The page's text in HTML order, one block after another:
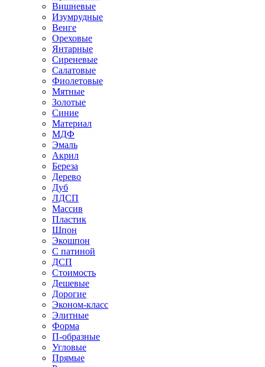
Вишневые
Изумрудные
Венге
Ореховые
Янтарные
Сиреневые
Салатовые
Фиолетовые
Мятные
Золотые
Синие
Материал
МДФ
Эмаль
Акрил
Береза
Дерево
Дуб
ЛДСП
Массив
Пластик
Шпон
Экошпон
С патиной
ДСП
Стоимость
Дешевые
Дорогие
Эконом-класс
Элитные
Форма
П-образные
Угловые
Прямые